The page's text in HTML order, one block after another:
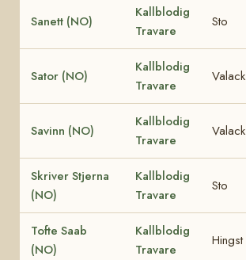
Sanett (NO)
Kallblodig
Travare
Sto
Sator (NO)
Kallblodig
Travare
Valack
Savinn (NO)
Kallblodig
Travare
Valack
Skriver Stjerna
(NO)
Kallblodig
Travare
Sto
Tofte Saab
(NO)
Kallblodig
Travare
Hingst